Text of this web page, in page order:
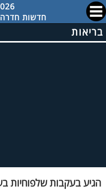
חדשות חדרה
בריאות
הגיע בעקבות שלפוחיות